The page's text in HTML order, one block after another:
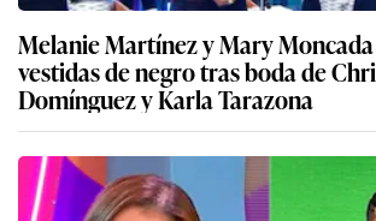
Melanie Martínez y Mary
vestidas de negro tras boda de
Domínguez y Karla Tarazona